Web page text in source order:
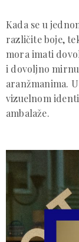
Kada se u
različite boje,
mora imati
i dovoljno
aranžmanima. U
vizuelnom
ambalaže.